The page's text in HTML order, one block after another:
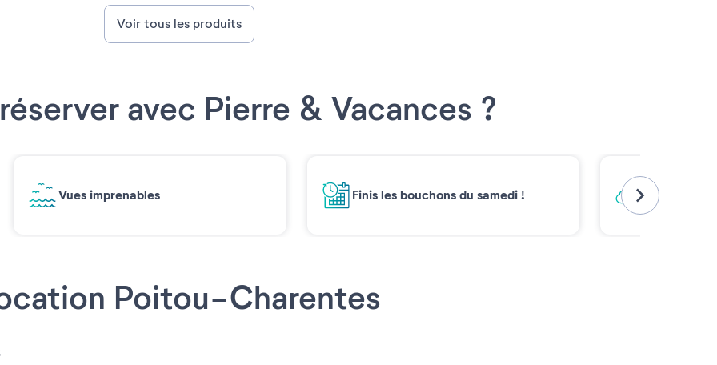
Poitou-Charentes
Voir tous les produits
avec Pierre & Vacances ?
Vues imprenables Finis les bouchons du samedi !
Vacances
Émissions
2030*